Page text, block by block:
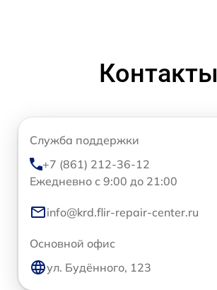
Контакты
Служба поддержки
+7 (861) 212-36-12
Ежедневно с 9:00 до 21:00
info@krd.flir-repair-center.ru
Основной офис
ул. Будённого, 123